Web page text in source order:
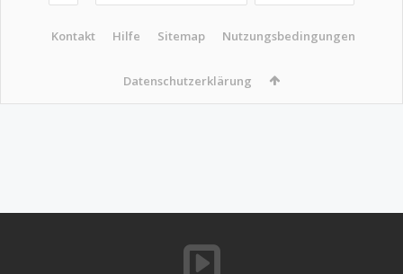
Kontakt Hilfe Sitemap Nutzungsbedingungen
Datenschutzerklärung